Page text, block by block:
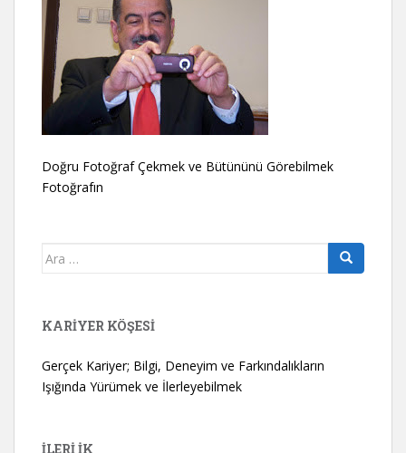
Doğru Fotoğraf Çekmek ve Bütününü Görebilmek
Fotoğrafın
Arama
KARIYER KÖŞESI
Gerçek Kariyer; Bilgi, Deneyim ve Farkındalıkların
Işığında Yürümek ve İlerleyebilmek
İLERİ İK